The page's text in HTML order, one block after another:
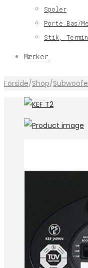
Spoler
Porte Bas/
Stik,
Mærker
Forside/Shop/